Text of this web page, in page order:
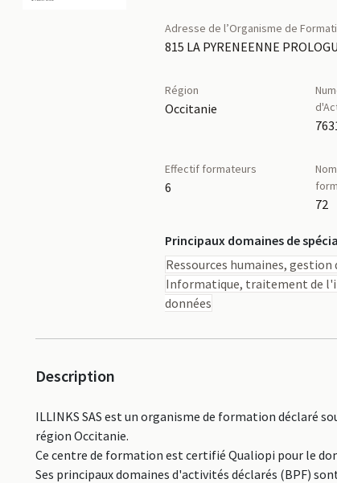
Adresse de l’Organisme de
815 LA PYRENEENNE
Région
Occitanie
Effectif formateurs
6
72
Principaux domaines de
Ressources humaines,
Informatique, traitement de
données
Description
ILLINKS SAS est un organisme de formation déclaré
région Occitanie.
Ce centre de formation est certifié Qualiopi pour le
Ses principaux domaines d'activités déclarés (BPF)